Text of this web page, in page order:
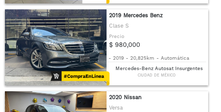
2019 Mercedes Benz
Clase S
Precio
$ 980,000
- 2019 - 20,825km - Automática
Mercedes-Benz Autosat Insurgentes
CIUDAD DE MÉXICO
2020 Nissan
Versa